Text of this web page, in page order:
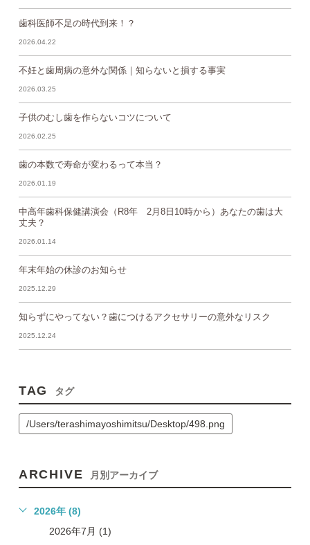
歯科医師不足の時代到来！？
2026.04.22
不妊と歯周病の意外な関係｜知らないと損する事実
2026.03.25
子供のむし歯を作らないコツについて
2026.02.25
歯の本数で寿命が変わるって本当？
2026.01.19
中高年歯科保健講演会（R8年 2月8日10時から）あなたの歯は大
丈夫？
2026.01.14
年末年始の休診のお知らせ
2025.12.29
知らずにやってない？歯につけるアクセサリーの意外なリスク
2025.12.24
TAG タグ
/Users/terashimayoshimitsu/Desktop/498.png
ARCHIVE 月別アーカイブ
2026年 (8)
2026年7月 (1)